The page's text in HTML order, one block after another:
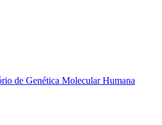
de Genética Molecular Humana